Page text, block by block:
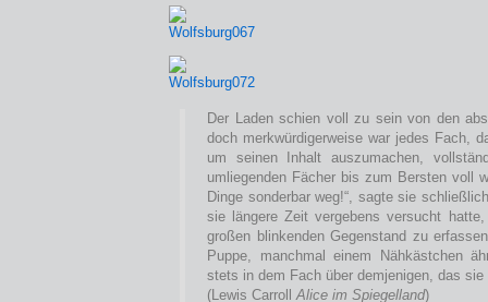
Der Laden schien voll zu sein von den
doch merkwürdigerweise war jedes Fach,
um seinen Inhalt auszumachen,
umliegenden Fächer bis zum Bersten voll
Dinge sonderbar weg!“, sagte sie
sie längere Zeit vergebens versucht
großen blinkenden Gegenstand zu
Puppe, manchmal einem Nähkästchen
stets in dem Fach über demjenigen, das sie
(Lewis CarrollAlice im Spiegelland)